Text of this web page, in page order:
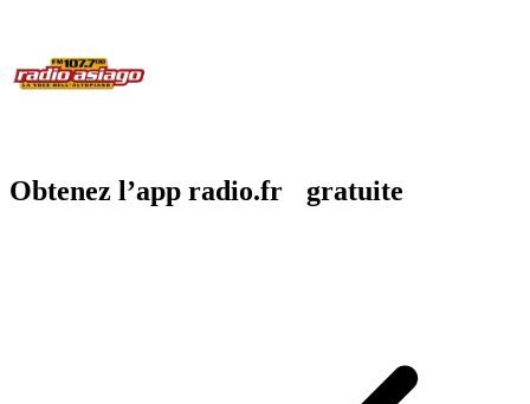
Obtenez l’app radio.fr gratuite